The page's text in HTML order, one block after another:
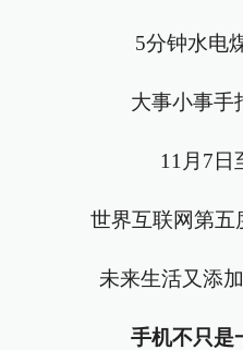
5分钟水电
大事小事手
11月7日
世界互联网第五
未来生活又添
手机不只是